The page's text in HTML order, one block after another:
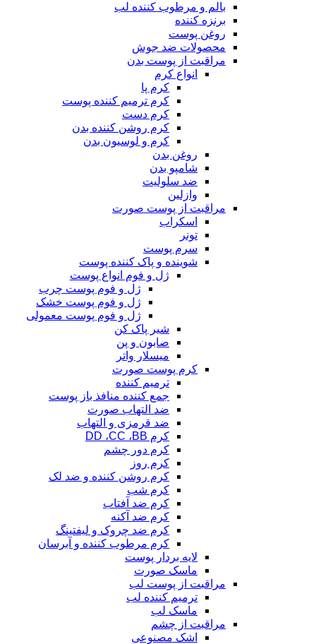
بالم و مرطوب کننده لب
برنزه کننده
روغن پوست
محصولات ضد جوش
مراقبت از پوست بدن
انواع کرم
کرم پا
کرم ترمیم کننده پوست
کرم دست
کرم روشن کننده بدن
کرم و لوسیون بدن
روغن بدن
شامپو بدن
ضد سلولیت
وازلین
مراقبت از پوست صورت
اسکراب
تونر
سرم پوست
شوینده و پاک کننده پوست
ژل و فوم انواع پوست
ژل و فوم پوست چرب
ژل و فوم پوست خشک
ژل و فوم پوست معمولی
شیر پاک کن
صابون و پن
میسلار واتر
کرم پوست صورت
ترمیم کننده
جمع کننده منافذ باز پوست
ضد التهاب صورت
ضد قرمزی و التهاب
کرم DD ،CC ،BB
کرم دور چشم
کرم روز
کرم روشن کننده و ضد لک
کرم شب
کرم ضد آفتاب
کرم ضد آکنه
کرم ضد چروک و لیفتینگ
کرم مرطوب کننده و آبرسان
لایه بردار پوست
ماسک صورت
مراقبت از پوست لب
ترمیم کننده لب
ماسک لب
مراقبت از چشم
اشک مصنوعی